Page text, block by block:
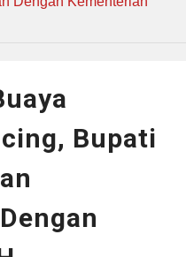
Bupati